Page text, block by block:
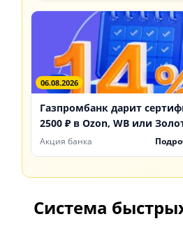
06.08.2026
Газпромбанк дарит
2500 ₽ в Ozon, WB или
Яблоко за счет
Акция банка
Система